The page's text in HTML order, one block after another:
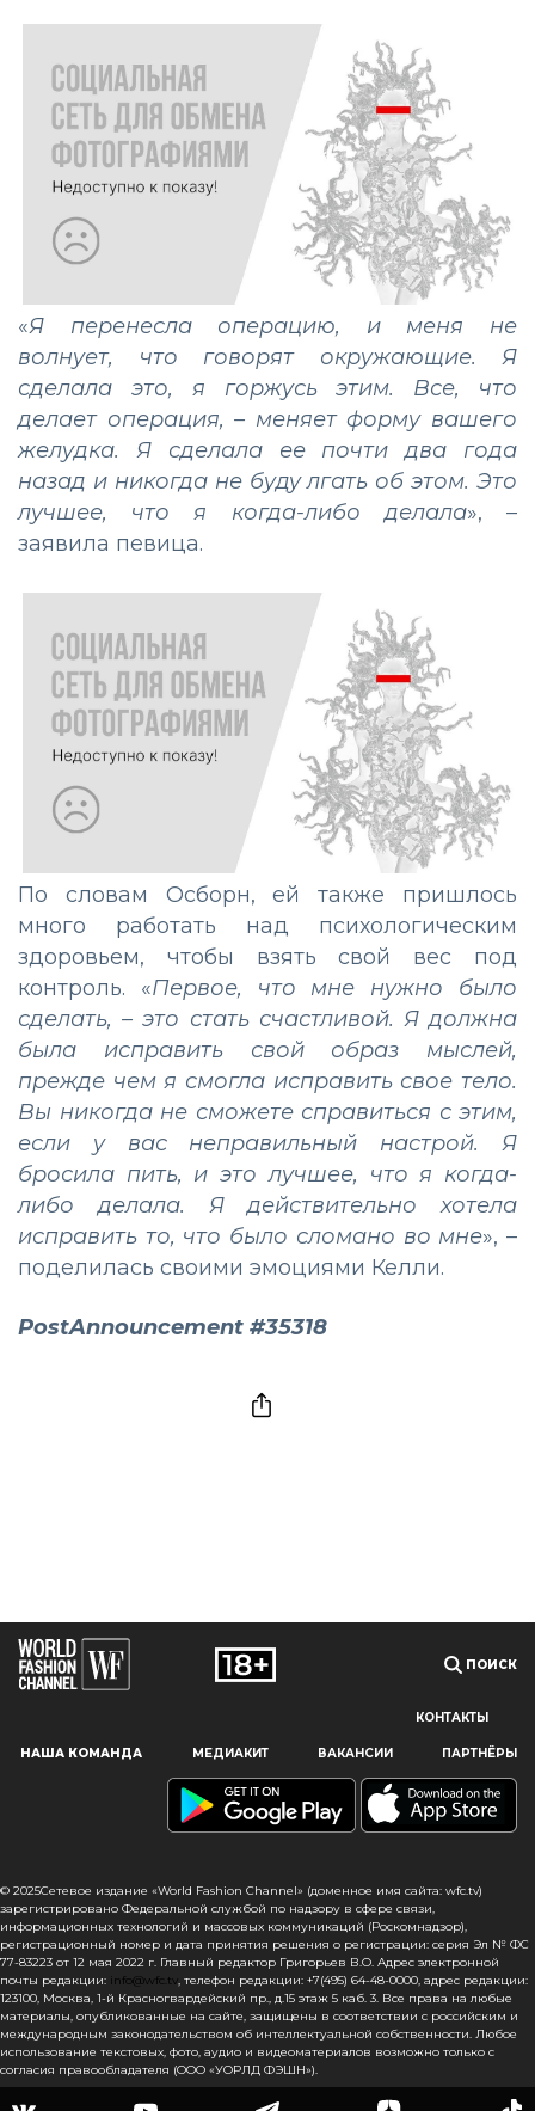
Наш сайт использует файлы cookie и похожие технологии,
пользователям, предоставляя персонализированную
информацию, запоминая предпочтения в области
сайта, вы подтверждаете свое согласие на использование
файлов cookie в соответствии с настоящим уведомлением
в отношении данного типа файлов. Если вы не согласны
с тем, чтобы мы использовали данный тип файлов,
то вы должны соответствующим образом установить
настройки вашего браузера или не использовать сайт wfc.tv
«Я перенесла операцию, и меня не
волнует, что говорят окружающие. Я
сделала это, я горжусь этим. Все, что
делает операция, – меняет форму вашего
желудка. Я сделала ее почти два года
назад и никогда не буду лгать об этом. Это
лучшее, что я когда-либо делала», –
заявила певица.
По словам Осборн, ей также пришлось
много работать над психологическим
здоровьем, чтобы взять свой вес под
контроль. «Первое, что мне нужно было
сделать, – это стать счастливой. Я должна
была исправить свой образ мыслей,
прежде чем я смогла исправить свое тело.
Вы никогда не сможете справиться с этим,
если у вас неправильный настрой. Я
бросила пить, и это лучшее, что я когда-
либо делала. Я действительно хотела
исправить то, что было сломано во мне», –
поделилась своими эмоциями Келли.
PostAnnouncement #35318
ПОИСК
КОНТАКТЫ
НАША КОМАНДА МЕДИАКИТ ВАКАНСИИ ПАРТНЁРЫ
© 2025Сетевое издание «World Fashion Channel» (доменное имя сайта: wfc.tv)
зарегистрировано Федеральной службой по надзору в сфере связи,
информационных технологий и массовых коммуникаций (Роскомнадзор),
регистрационный номер и дата принятия решения о регистрации: серия Эл № ФС
77-83223 от 12 мая 2022 г. Главный редактор Григорьев В.О. Адрес электронной
почты редакции: info@wfc.tv, телефон редакции: +7(495) 64-48-0000, адрес редакции:
123100, Москва, 1-й Красногвардейский пр., д.15 этаж 5 каб. 3. Все права на любые
материалы, опубликованные на сайте, защищены в соответствии с российским и
международным законодательством об интеллектуальной собственности. Любое
использование текстовых, фото, аудио и видеоматериалов возможно только с
согласия правообладателя (ООО «УОРЛД ФЭШН»).